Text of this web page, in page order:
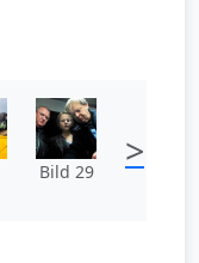
Bild 29 >